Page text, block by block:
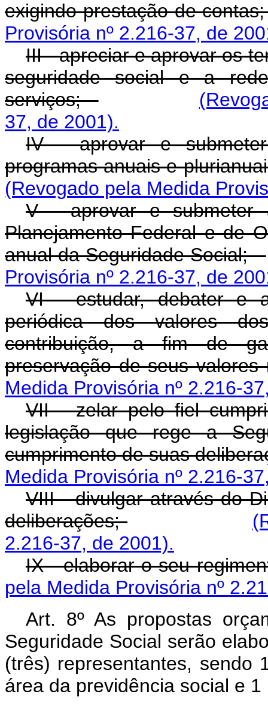
exigindo prestação de
Provisória nº 2.216-37, de
III - apreciar e aprovar os
seguridade social e a
serviços;
37, de 2001).
IV - aprovar e
programas anuais e
(Revogado pela Medida
V - aprovar e submeter
Planejamento Federal e de
anual da Seguridade Social;
Provisória nº 2.216-37, de
VI - estudar, debater e
periódica dos valores
contribuição, a fim de
preservação de seus
Medida Provisória nº 2.216-
VII - zelar pelo fiel
legislação que rege a
cumprimento de suas
Medida Provisória nº 2.216-
VIII - divulgar através do
deliberações;
2.216-37, de 2001).
IX - elaborar o seu
pela Medida Provisória nº
Art. 8º As propostas
Seguridade Social serão
(três) representantes,
área da previdência social e